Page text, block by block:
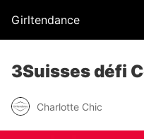
Girltendance
3Suisses défi
Charlotte Chic